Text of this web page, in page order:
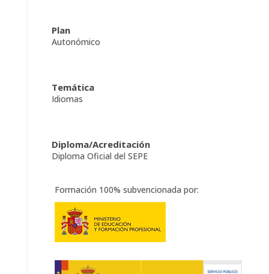
Plan
Autonómico
Temática
Idiomas
Diploma/Acreditación
Diploma Oficial del SEPE
Formación 100% subvencionada por: